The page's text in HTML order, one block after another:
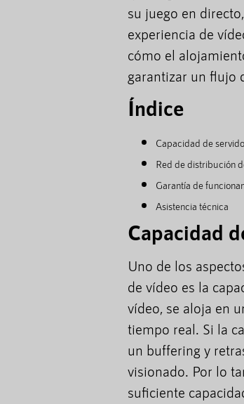
su juego en
experiencia de
cómo el
garantizar un flujo
Índice
Capacidad de
Red de distribución
Garantía de
Asistencia técnica
Capacidad
Uno de los
de vídeo es la
vídeo, se aloja en
tiempo real. Si la
un buffering y
visionado. Por lo
suficiente